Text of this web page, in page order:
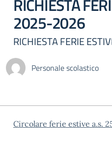
RICHIESTA
2025-2026
RICHIESTA FERIE
Personale scolastico
Circolare ferie estive a.s.